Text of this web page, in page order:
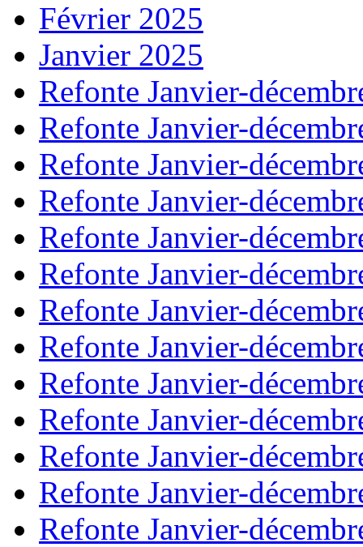
Février 2025
Janvier 2025
Refonte Janvier-
Refonte Janvier-
Refonte Janvier-
Refonte Janvier-
Refonte Janvier-
Refonte Janvier-
Refonte Janvier-
Refonte Janvier-
Refonte Janvier-
Refonte Janvier-
Refonte Janvier-
Refonte Janvier-
Refonte Janvier-